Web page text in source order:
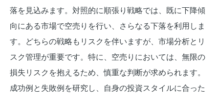
落を見込みます。対照的に順張り戦略では、既に下降傾
向にある市場で空売りを行い、さらなる下落を利用しま
す。どちらの戦略もリスクを伴いますが、市場分析とリ
スク管理が重要です。特に、空売りにおいては、無限の
損失リスクを抱えるため、慎重な判断が求められます。
成功例と失敗例を研究し、自身の投資スタイルに合った